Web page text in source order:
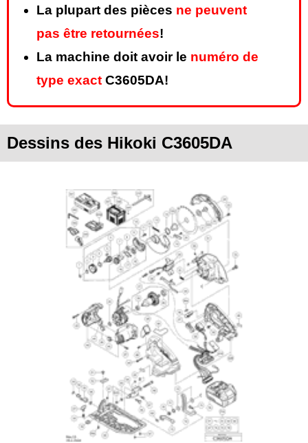
La plupart des pièces ne peuvent
pas être retournées!
La machine doit avoir le numéro de
type exact C3605DA!
Dessins des Hikoki C3605DA